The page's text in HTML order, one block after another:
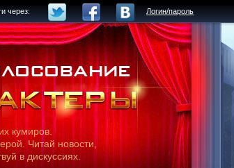
через: Логин/пароль
кумиров.
Читай новости,
в дискуссиях.